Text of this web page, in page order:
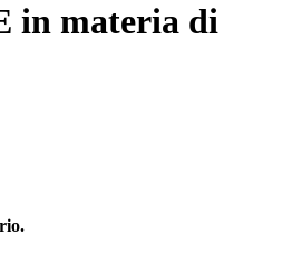
in materia di